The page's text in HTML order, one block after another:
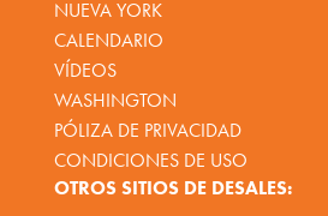
NUEVA YORK
CALENDARIO
VÍDEOS
WASHINGTON
PÓLIZA DE PRIVACIDAD
CONDICIONES DE USO
OTROS SITIOS DE DESALES: